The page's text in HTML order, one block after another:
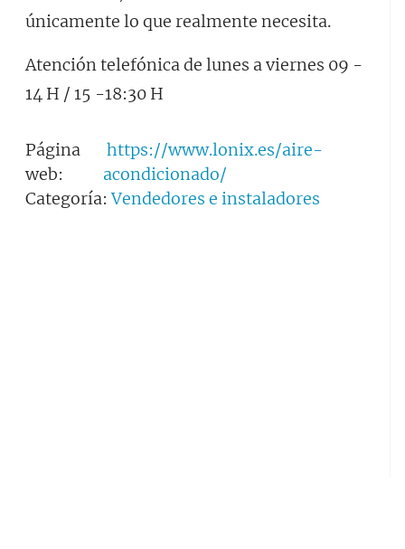
únicamente lo que realmente necesita.
Atención telefónica de lunes a viernes 09 -
14 H / 15 -18:30 H
Página
web:
https://www.lonix.es/aire-
acondicionado/
Categoría: Vendedores e instaladores